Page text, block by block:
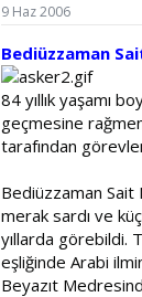
9 Haz 2006
Bediüzzaman
84 yıllık yaşamı
geçmesine
tarafından
Bediüzzaman Sait
merak sardı ve
yıllarda görebildi.
eşliğinde Arabi
Beyazıt